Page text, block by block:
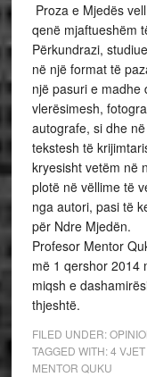
Proza e Mjedës
qenë mjaftueshëm
Përkundrazi,
në një format të
një pasuri e madhe
vlerësimesh,
autografe, si dhe
tekstesh të
kryesisht vetëm në
plotë në vëllime të
nga autori, pasi të
për Ndre Mjedën.
Profesor Mentor
më 1 qershor 2014
miqsh e
thjeshtë.
FILED UNDER:
TAGGED WITH:4
MENTOR QUKU